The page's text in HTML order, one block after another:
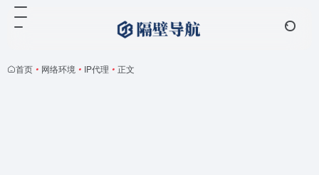
首页 • 网络环境 • IP代理 • 正文